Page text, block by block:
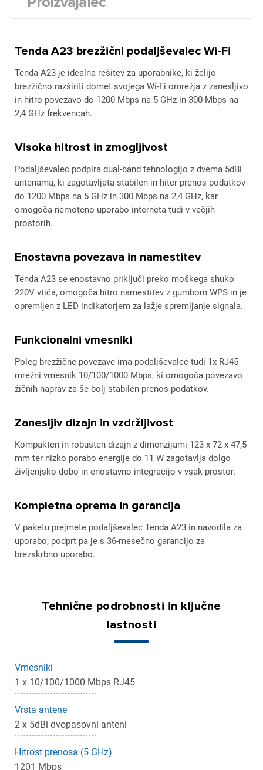
Tenda A23 brezžični podaljševalec Wi-Fi
Tenda A23 je idealna rešitev za uporabnike, ki želijo
brezžično razširiti domet svojega Wi-Fi omrežja z zanesljivo
in hitro povezavo do 1200 Mbps na 5 GHz in 300 Mbps na
2,4 GHz frekvencah.
Visoka hitrost in zmogljivost
Podaljševalec podpira dual-band tehnologijo z dvema 5dBi
antenama, ki zagotavljata stabilen in hiter prenos podatkov
do 1200 Mbps na 5 GHz in 300 Mbps na 2,4 GHz, kar
omogoča nemoteno uporabo interneta tudi v večjih
prostorih.
Enostavna povezava in namestitev
Tenda A23 se enostavno priključi preko moškega shuko
220V vtiča, omogoča hitro namestitev z gumbom WPS in je
opremljen z LED indikatorjem za lažje spremljanje signala.
Funkcionalni vmesniki
Poleg brezžične povezave ima podaljševalec tudi 1x RJ45
mrežni vmesnik 10/100/1000 Mbps, ki omogoča povezavo
žičnih naprav za še bolj stabilen prenos podatkov.
Zanesljiv dizajn in vzdržljivost
Kompakten in robusten dizajn z dimenzijami 123 x 72 x 47,5
mm ter nizko porabo energije do 11 W zagotavlja dolgo
življenjsko dobo in enostavno integracijo v vsak prostor.
Kompletna oprema in garancija
V paketu prejmete podaljševalec Tenda A23 in navodila za
uporabo, podprt pa je s 36-mesečno garancijo za
brezskrbno uporabo.
Tehnične podrobnosti in ključne
lastnosti
Vmesniki
1 x 10/100/1000 Mbps RJ45
Vrsta antene
2 x 5dBi dvopasovni anteni
Hitrost prenosa (5 GHz)
1201 Mbps